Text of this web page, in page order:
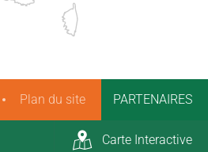
Carte Interactive
PARTENAIRES
Plan du site